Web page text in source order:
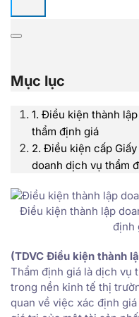
Mục lục
1. Điều kiện thành
thẩm định giá
2. Điều kiện cấp
doanh dịch vụ thẩm
Điều kiện thành lập
định
(TDVC Điều kiện thành
Thẩm định giá là dịch vụ
trong nền kinh tế thị
quan về việc xác định